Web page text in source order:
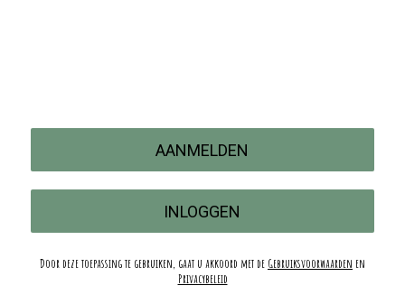
AANMELDEN
INLOGGEN
Door deze toepassing te gebruiken, gaat u akkoord met de Gebruiksvoorwaarden en
Privacybeleid